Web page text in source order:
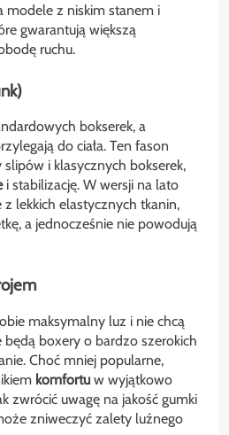
modele z niskim stanem i
gwarantują większą
ruchu.
bokserek, a
do ciała. Ten fason
i klasycznych bokserek,
i stabilizację. W wersji na lato
lekkich elastycznych tkanin,
a jednocześnie nie powodują
maksymalny luz i nie chcą
będą boxery o bardzo szerokich
Choć mniej popularne,
komfortu w wyjątkowo
zwrócić uwagę na jakość gumki
zniweczyć zalety luźnego